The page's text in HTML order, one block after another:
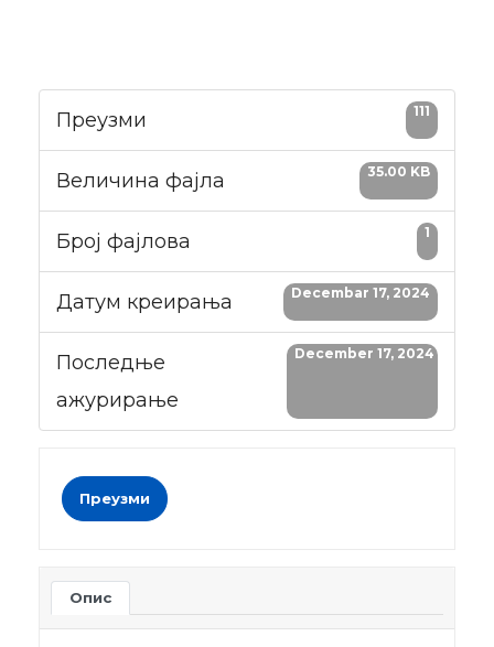
иновативних
пројеката у
пољопривреди и
руралном развоју
Преузми 111
Величина фајла 35.00 KB
Број фајлова 1
Датум креирања Decembar 17, 2024
Последње
ажурирање
December 17, 2024
Преузми
Опис